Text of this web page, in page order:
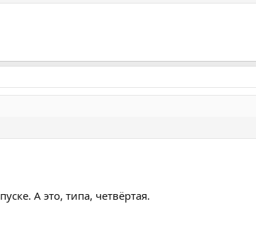
А это, типа, четвёртая.